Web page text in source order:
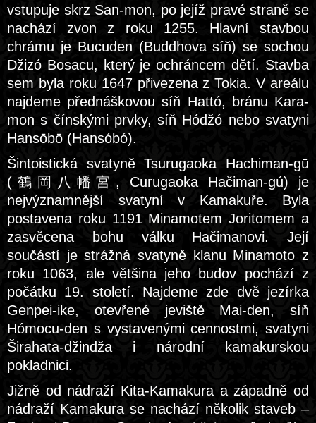
vstupuje skrz San-mon, po jejíž pravé straně se
nachází zvon z roku 1255. Hlavní stavbou
chrámu je Bucuden (Buddhova síň) se sochou
Džizó Bosacu, který je ochráncem dětí. Stavba
sem byla roku 1647 přivezena z Tokia. V areálu
najdeme přednáškovou síň Hattó, bránu Kara-
mon s čínskými prvky, síň Hódžó nebo svatyni
Hansōbō (Hansóbó).
Šintoistická svatyně Tsurugaoka Hachiman-gū
(鶴岡八幡宮, Curugaoka Hačiman-gú) je
nejvýznamnější svatyní v Kamakuře. Byla
postavena roku 1191 Minamotem Joritomem a
zasvěcena bohu válku Hačimanovi. Její
součástí je strážná svatyně klanu Minamoto z
roku 1063, ale většina jeho budov pochází z
počátku 19. století. Najdeme zde dvě jezírka
Genpei-ike, otevřené jeviště Mai-den, síň
Hómocu-den s vystavenými cennostmi, svatyni
Širahata-džindža i národní kamakurskou
pokladnici.
Jižně od nádraží Kita-Kamakura a západně od
nádraží Kamakura se nachází několik staveb –